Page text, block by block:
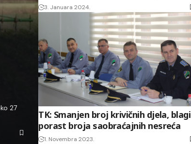
27
3. Januara 2024.
TK: Smanjen broj krivičnih djela, blagi
porast broja saobraćajnih nesreća
1. Novembra 2023.